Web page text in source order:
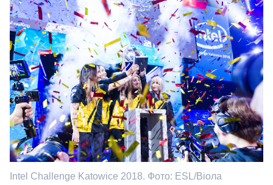
Intel Challenge Katowice 2018. Фото: ESL/Віола